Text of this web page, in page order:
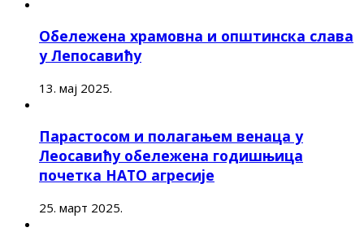
Обележена храмовна и општинска слава
у Лепосавићу
13. мај 2025.
Парастосом и полагањем венаца у
Леосавићу обележена годишњица
почетка НАТО агресије
25. март 2025.